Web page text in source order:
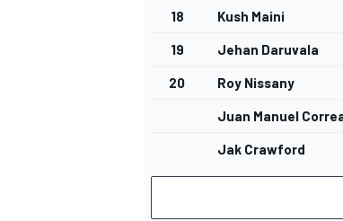
18 Kush Maini
19 Jehan Daruvala
20 Roy Nissany
Juan Manuel
Jak Crawford